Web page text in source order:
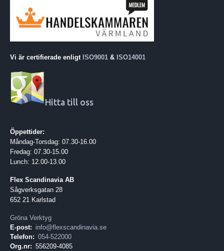
Vi är certifierade enligt ISO9001 & ISO14001
Hitta till oss
Öppettider:
Måndag-Torsdag: 07.30-16.00
Fredag: 07.30-15.00
Lunch: 12.00-13.00
Flex Scandinavia AB
Sågverksgatan 28
652 21 Karlstad
Gröna Verktyg
E-post: info@flexscandinavia.se
Telefon: 054-522000
Org.nr: 556209-4085